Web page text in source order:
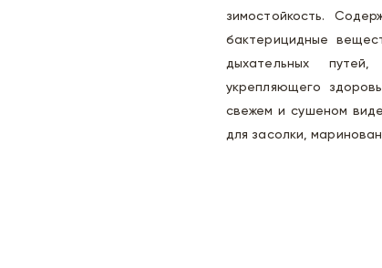
зимостойкость.
бактерицидные
дыхательных
укрепляющего
свежем и сушеном
для засолки,